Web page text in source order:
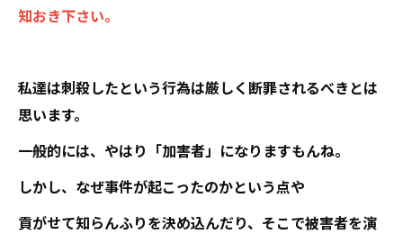
知おき下さい。
私達は刺殺したという行為は厳しく断罪されるべきとは
思います。
一般的には、やはり「加害者」になりますもんね。
しかし、なぜ事件が起こったのかという点や
貢がせて知らんふりを決め込んだり、そこで被害者を演